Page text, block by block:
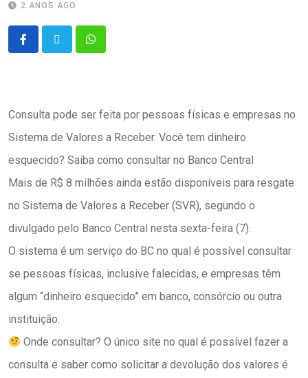
2 ANOS AGO
Consulta pode ser feita por pessoas físicas e empresas no
Sistema de Valores a Receber. Você tem dinheiro
esquecido? Saiba como consultar no Banco Central
Mais de R$ 8 milhões ainda estão disponíveis para resgate
no Sistema de Valores a Receber (SVR), segundo o
divulgado pelo Banco Central nesta sexta-feira (7).
O sistema é um serviço do BC no qual é possível consultar
se pessoas físicas, inclusive falecidas, e empresas têm
algum “dinheiro esquecido” em banco, consórcio ou outra
instituição.
Onde consultar? O único site no qual é possível fazer a
consulta e saber como solicitar a devolução dos valores é